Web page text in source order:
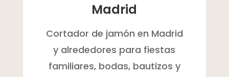
Madrid
Cortador de jamón en Madrid
y alrededores para fiestas
familiares, bodas, bautizos y